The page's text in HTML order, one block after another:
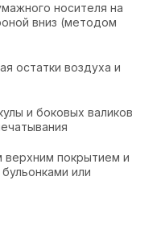
носителя на
вниз (методом
остатки воздуха и
и боковых валиков
верхним покрытием и
или